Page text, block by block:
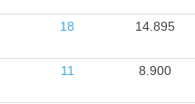
18 14.895
11 8.900